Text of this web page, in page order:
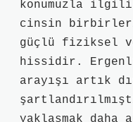
konumuzla
cinsin
güçlü fiziksel
hissidir.
arayışı artık
yaklaşmak